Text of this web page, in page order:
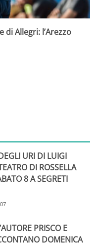
Allegri: l’Arezzo
URI DI LUIGI
DI ROSSELLA
8 A SEGRETI
PRISCO E
DOMENICA